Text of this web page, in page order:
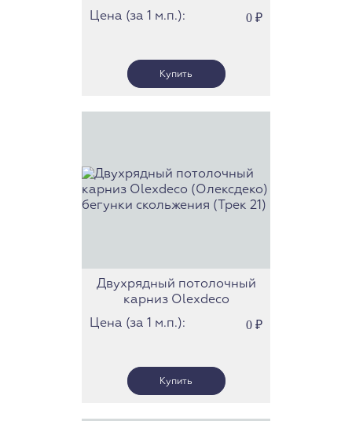
(Олексдеко) c роликами
(363.612.46) (Трек 23)
Цена (за 1 м.п.): 0 ₽
Двухрядный потолочный
карниз Olexdeco
(Олексдеко) бегунки
скольжения (Трек 21)
Цена (за 1 м.п.): 0 ₽